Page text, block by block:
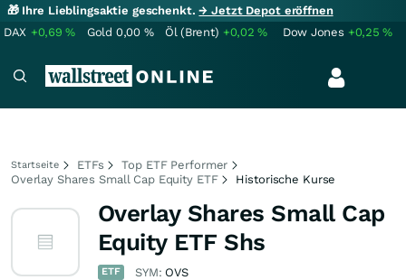
🎁 Ihre Lieblingsaktie geschenkt.→ Jetzt Depot eröffnen
DAX +0,69% Gold 0,00 % Öl (Brent) +0,02% Dow Jones +0,25%
Startseite ETFs
Top ETF Performer
Overlay Shares Small Cap Equity ETF
Historische Kurse
Overlay Shares Small Cap
Equity ETF Shs
ETF SYM: OVS